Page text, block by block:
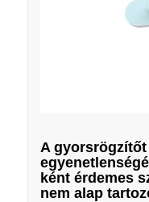
A
ként érdemes
nem alap